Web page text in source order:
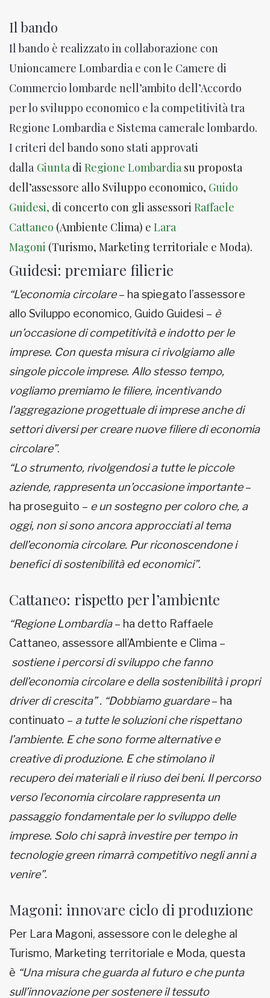
Il bando
Il bando è realizzato in collaborazione con
Unioncamere Lombardia e con le Camere di
Commercio lombarde nell’ambito dell’Accordo
per lo sviluppo economico e la competitività tra
Regione Lombardia e Sistema camerale lombardo.
I criteri del bando sono stati approvati
dalla Giunta di Regione Lombardia su proposta
dell’assessore allo Sviluppo economico, Guido
Guidesi, di concerto con gli assessori Raffaele
Cattaneo (Ambiente Clima) e Lara
Magoni (Turismo, Marketing territoriale e Moda).
Guidesi: premiare filierie
“L’economia circolare– ha spiegato l’assessore
allo Sviluppo economico, Guido Guidesi – è
un’occasione di competitività e indotto per le
imprese. Con questa misura ci rivolgiamo alle
singole piccole imprese. Allo stesso tempo,
vogliamo premiamo le filiere, incentivando
l’aggregazione progettuale di imprese anche di
settori diversi per creare nuove filiere di economia
circolare”.
“Lo strumento, rivolgendosi a tutte le piccole
aziende, rappresenta un’occasione importante–
ha proseguito – e un sostegno per coloro che, a
oggi, non si sono ancora approcciati al tema
dell’economia circolare. Pur riconoscendone i
benefici di sostenibilità ed economici”.
Cattaneo: rispetto per l’ambiente
“Regione Lombardia– ha detto Raffaele
Cattaneo, assessore all’Ambiente e Clima –
sostiene i percorsi di sviluppo che fanno
dell’economia circolare e della sostenibilità i propri
driver di crescita” . “Dobbiamo guardare– ha
continuato – a tutte le soluzioni che rispettano
l’ambiente. E che sono forme alternative e
creative di produzione. E che stimolano il
recupero dei materiali e il riuso dei beni. Il percorso
verso l’economia circolare rappresenta un
passaggio fondamentale per lo sviluppo delle
imprese. Solo chi saprà investire per tempo in
tecnologie green rimarrà competitivo negli anni a
venire”.
Magoni: innovare ciclo di produzione
Per Lara Magoni, assessore con le deleghe al
Turismo, Marketing territoriale e Moda, questa
è “Una misura che guarda al futuro e che punta
sull’innovazione per sostenere il tessuto